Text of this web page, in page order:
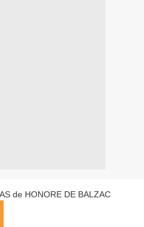
de HONORE DE BALZAC